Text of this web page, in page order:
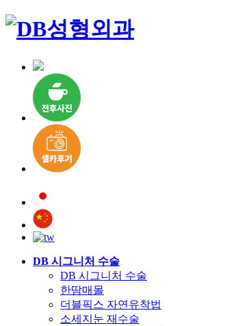
DB 시그니처 수술
DB 시그니처 수술
한땀매몰
더블픽스 자연유착법
소세지눈 재수술